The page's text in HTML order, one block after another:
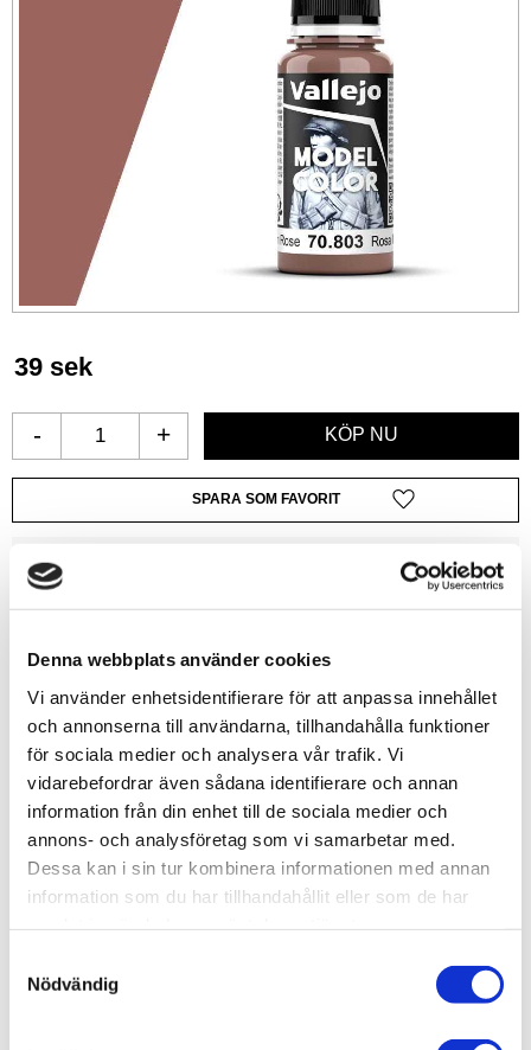
Denna webbplats använder cookies
Vi använder enhetsidentifierare för att anpassa innehållet
och annonserna till användarna, tillhandahålla funktioner
för sociala medier och analysera vår trafik. Vi
vidarebefordrar även sådana identifierare och annan
information från din enhet till de sociala medier och
annons- och analysföretag som vi samarbetar med.
Dessa kan i sin tur kombinera informationen med annan
information som du har tillhandahållit eller som de har
Nödvändig
39 sek
+
-
Lägg till i favoriter
Lagerstatus
9 st i lager
Artikelnr
VAL70803
Leveranstid
skickas från oss inom 0-1 vardagar
Allmänt
Vallejo har tagit fram en ny formulering som kommer att
överraska dig med sin fantastiska penselvänlighet,
Du kommer att märka att färgerna torkar snabbt och
bildar ett homogent och självutjämnande lager som